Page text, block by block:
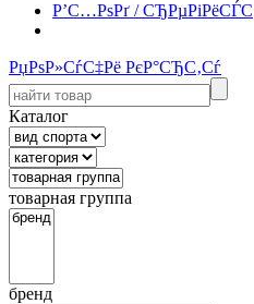
Р’С…РѕРґ /
РџРѕР»СѓС‡Рё РєР°СЂС‚Сѓ
Каталог
товарная группа
бренд